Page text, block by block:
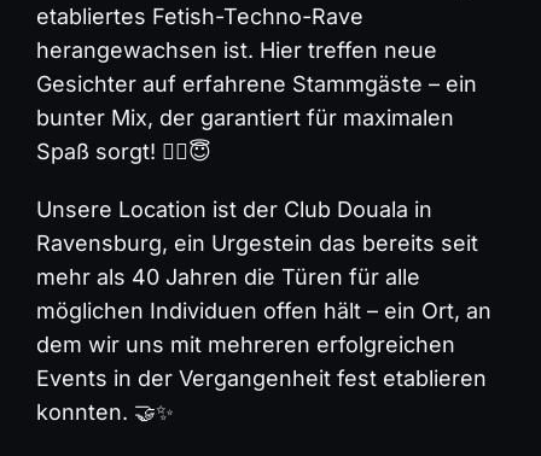
etabliertes Fetish-Techno-Rave
herangewachsen ist. Hier treffen neue
Gesichter auf erfahrene Stammgäste – ein
bunter Mix, der garantiert für maximalen
Spaß sorgt! ❤️‍🔥😇
Unsere Location ist der Club Douala in
Ravensburg, ein Urgestein das bereits seit
mehr als 40 Jahren die Türen für alle
möglichen Individuen offen hält – ein Ort, an
dem wir uns mit mehreren erfolgreichen
Events in der Vergangenheit fest etablieren
konnten. 🤝✨